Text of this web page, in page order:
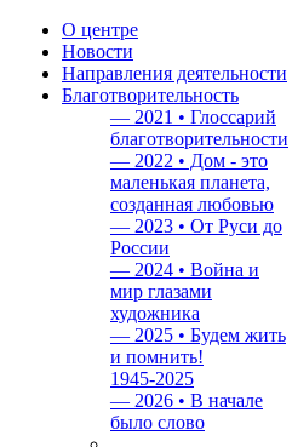
О центре
Новости
Направления деятельности
Благотворительность
— 2021 • Глоссарий
благотворительности
— 2022 • Дом - это
маленькая планета,
созданная любовью
— 2023 • От Руси до
России
— 2024 • Война и
мир глазами
художника
— 2025 • Будем жить
и помнить!
1945-2025
— 2026 • В начале
было слово